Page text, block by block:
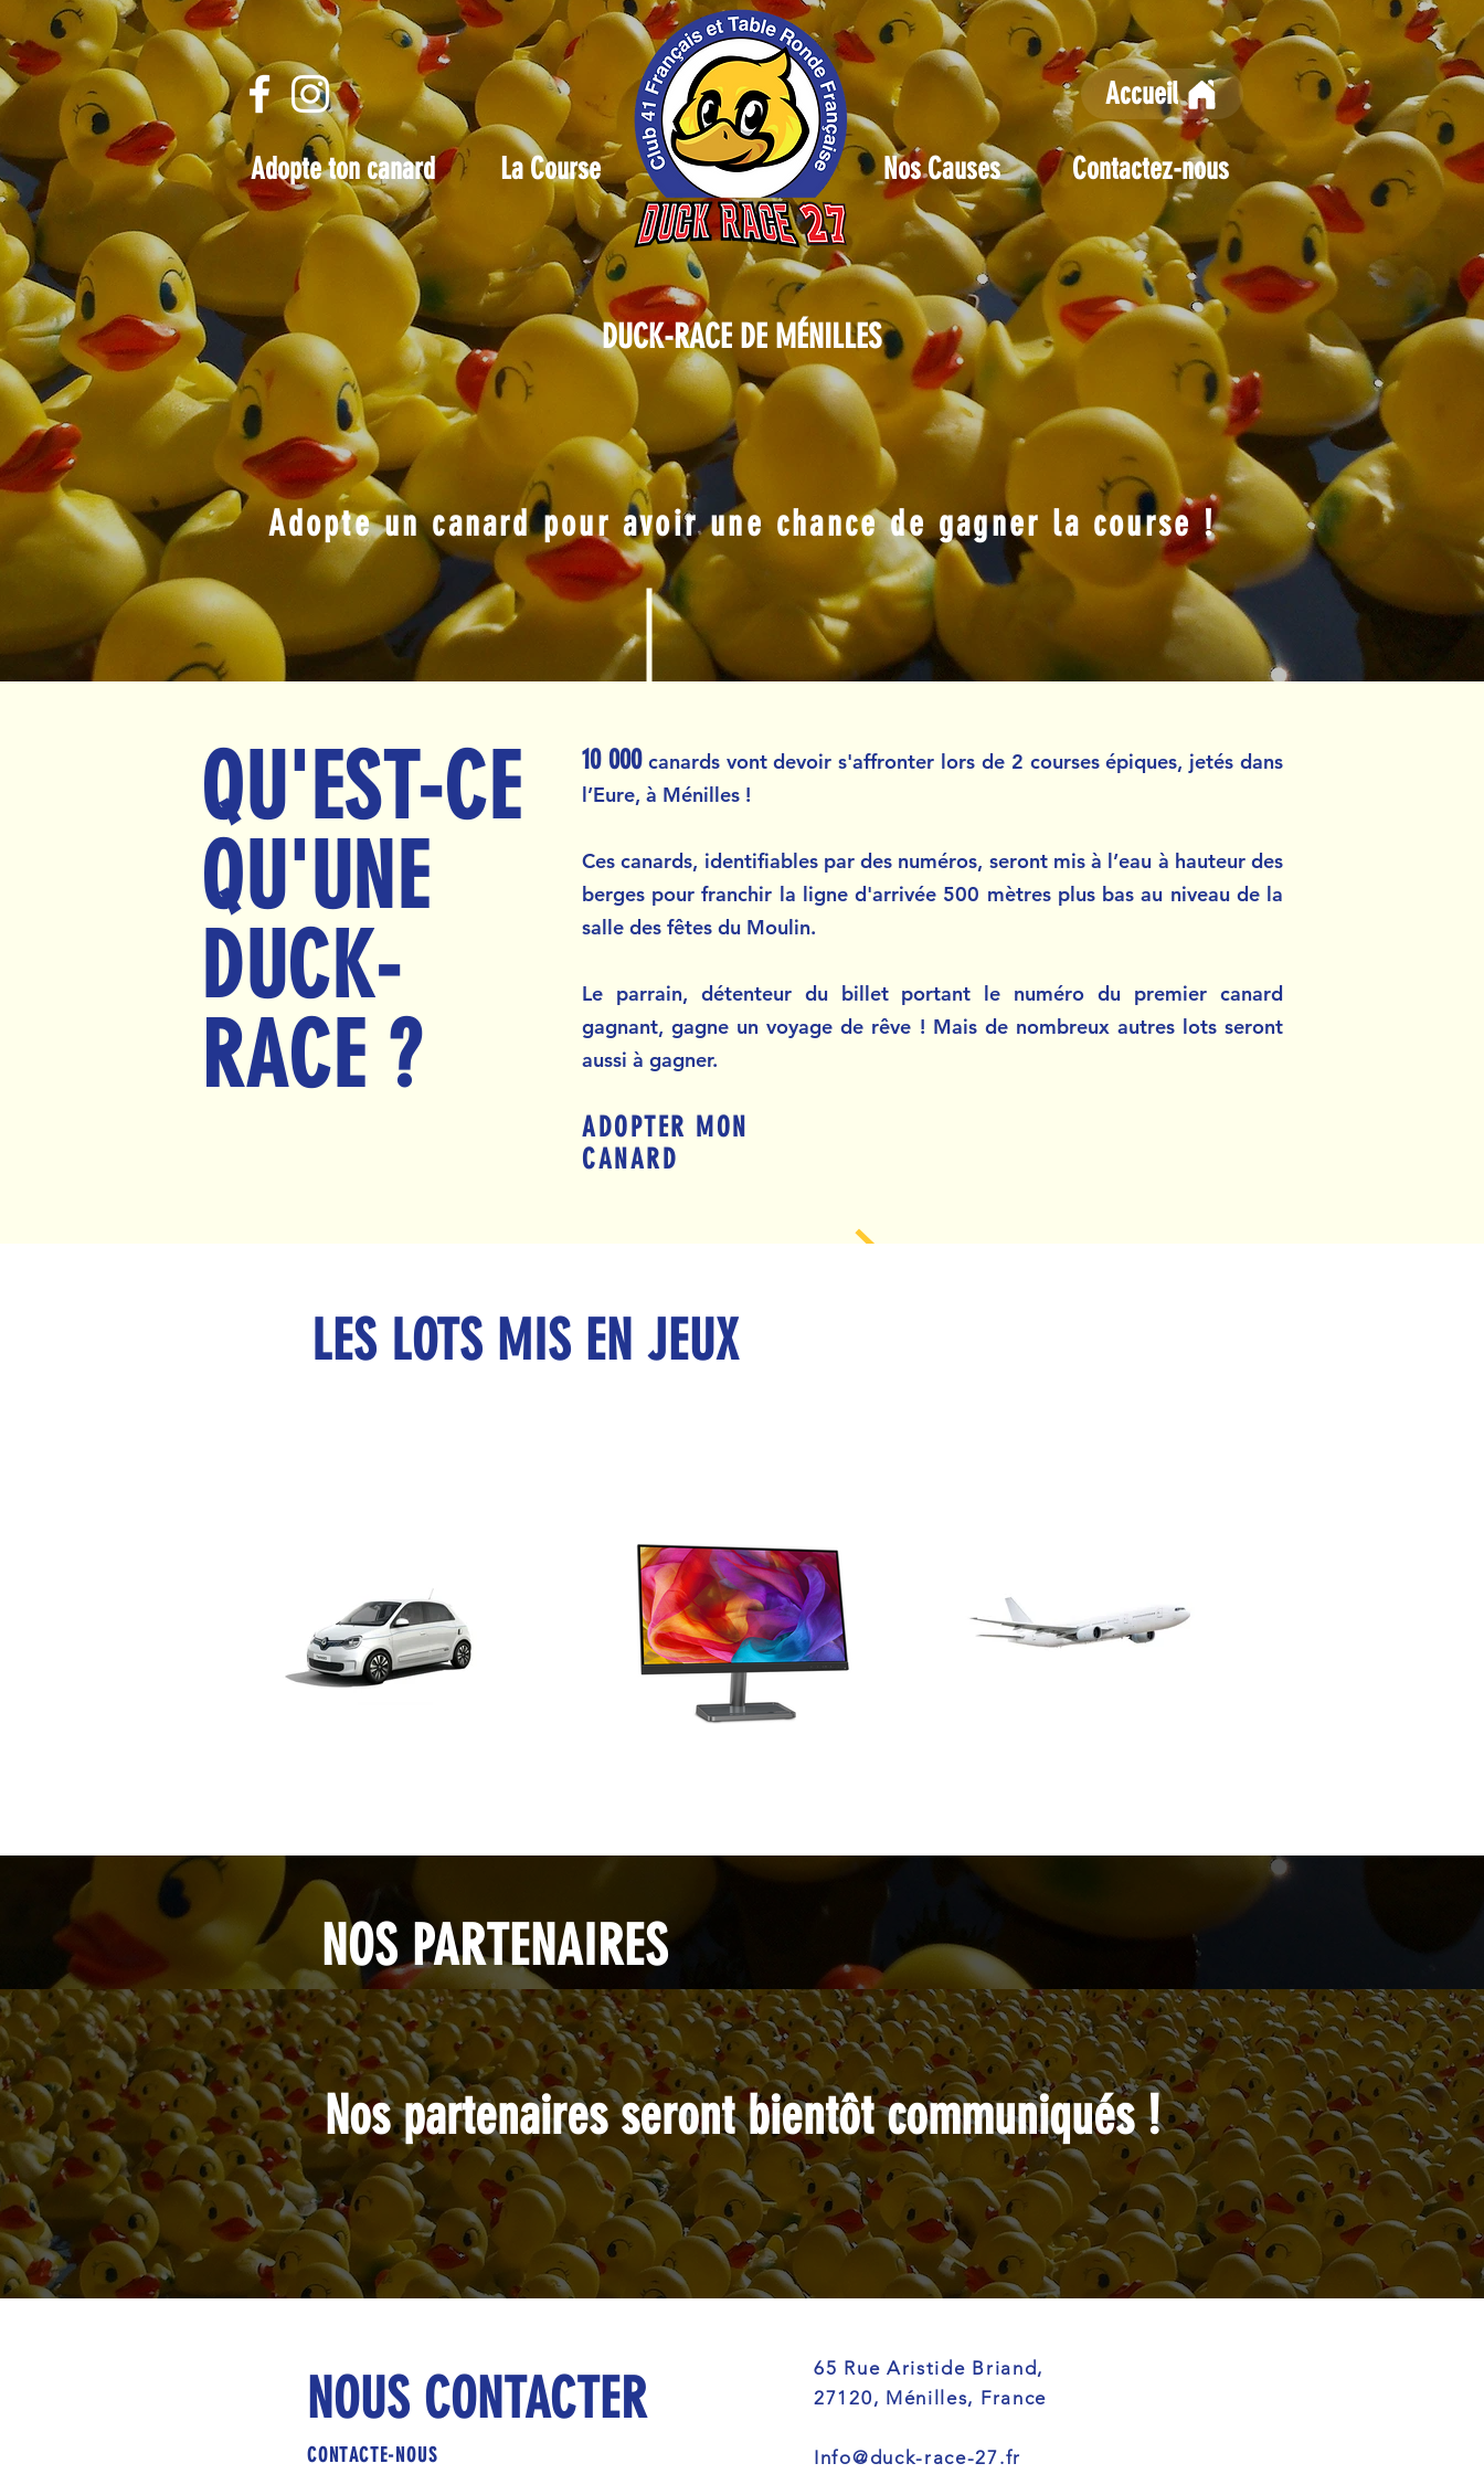
Adopte ton canard La Course Nos Causes Contactez-nous
Accueil
DUCK-RACE DE MÉNILLES
Adopte un canard pour avoir une chance de gagner la course !
QU'EST-CE
QU'UNE
DUCK-
RACE ?
10 000canards vont devoir s'affronter lors de 2 courses épiques, jetés dans
l’Eure, à Ménilles !
Ces canards, identifiables par des numéros, seront mis à l’eau à hauteur des
berges pour franchir la ligne d'arrivée 500 mètres plus bas au niveau de la
salle des fêtes du Moulin.
Le parrain, détenteur du billet portant le numéro du premier canard
gagnant, gagne un voyage de rêve ! Mais de nombreux autres lots seront
aussi à gagner.
ADOPTER MON
CANARD
LES LOTS MIS EN JEUX
NOS PARTENAIRES
Nos partenaires seront bientôt communiqués !
NOUS CONTACTER
CONTACTE-NOUS
65 Rue Aristide Briand,
27120, Ménilles, France
Info@duck-race-27.fr